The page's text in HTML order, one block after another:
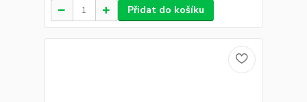
Přidat do košíku